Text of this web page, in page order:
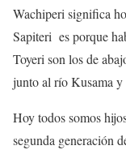
Wachiperi significa
Sapiteri es porque
Toyeri son los de
junto al río Kusama
Hoy todos somos
segunda generación